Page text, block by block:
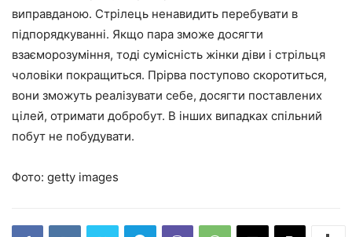
виправданою. Стрілець ненавидить перебувати в
підпорядкуванні. Якщо пара зможе досягти
взаєморозуміння, тоді сумісність жінки діви і стрільця
чоловіки покращиться. Прірва поступово скоротиться,
вони зможуть реалізувати себе, досягти поставлених
цілей, отримати добробут. В інших випадках спільний
побут не побудувати.
Фото: getty images